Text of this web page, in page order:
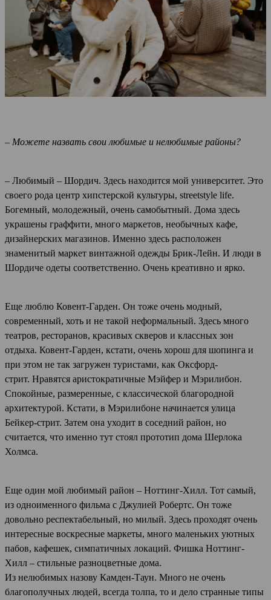
– Можете назвать свои любимые и нелюбимые районы?
– Любимый – Шордич. Здесь находится мой университет. Это
своего рода центр хипстерской культуры, streetstyle life.
Богемный, молодежный, очень самобытный. Дома здесь
украшены граффити, много маркетов, необычных кафе,
дизайнерских магазинов. Именно здесь расположен
знаменитый маркет винтажной одежды Брик-Лейн. И люди в
Шордиче одеты соответственно. Очень креативно и ярко.
Еще люблю Ковент-Гарден. Он тоже очень модный,
современный, хоть и не такой неформальный. Здесь много
театров, ресторанов, красивых скверов и классных зон
отдыха. Ковент-Гарден, кстати, очень хорош для шопинга и
при этом не так загружен туристами, как Оксфорд-
стрит. Нравятся аристократичные Мэйфер и Мэрилибон.
Спокойные, размеренные, с классической благородной
архитектурой. Кстати, в Мэрилибоне начинается улица
Бейкер-стрит. Затем она уходит в соседний район, но
считается, что именно тут стоял прототип дома Шерлока
Холмса.
Еще один мой любимый район – Ноттинг-Хилл. Тот самый,
из одноименного фильма с Джулией Робертс. Он тоже
довольно респектабельный, но милый. Здесь проходят очень
интересные воскресные маркеты, много маленьких уютных
пабов, кафешек, симпатичных локаций. Фишка Ноттинг-
Хилл – стильные разноцветные дома.
Из нелюбимых назову Камден-Таун. Много не очень
благополучных людей, всегда толпа, то и дело странные типы